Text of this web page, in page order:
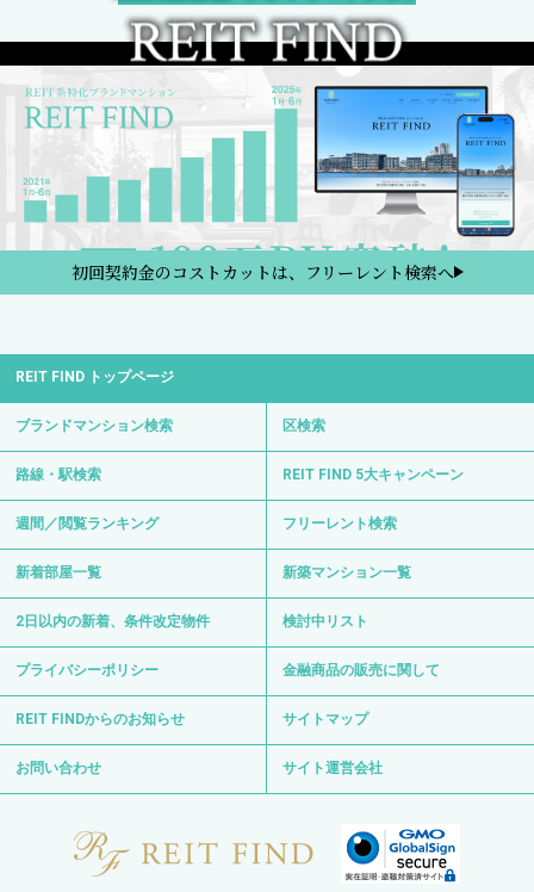
初回契約金のコストカットは、フリーレント検索へ
REIT FIND トップページ
ブランドマンション検索 区検索
路線・駅検索 REIT FIND 5大キャンペーン
週間／閲覧ランキング フリーレント検索
新着部屋一覧 新築マンション一覧
2日以内の新着、条件改定物件 検討中リスト
プライバシーポリシー 金融商品の販売に関して
REIT FINDからのお知らせ サイトマップ
お問い合わせ サイト運営会社